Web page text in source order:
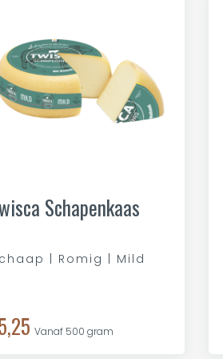
Schapenkaas
| Romig | Mild
Vanaf 500 gram